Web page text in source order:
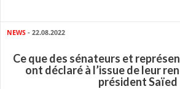
NEWS - 22.08.2022
Ce que des sénateurs et
ont déclaré à l’issue de leur
président Saïed